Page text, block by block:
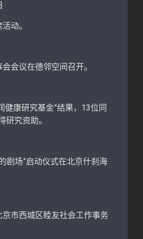
动。
会议在德邻空间召开。
健康研究基金”结果，13位同
研究资助。
剧场”启动仪式在北京什刹海
市西城区睦友社会工作事务